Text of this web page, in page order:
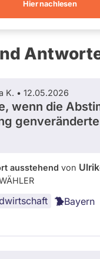
Hier nachlesen
K. • 12.05.2026
wenn die
ausstehend von
Bayern